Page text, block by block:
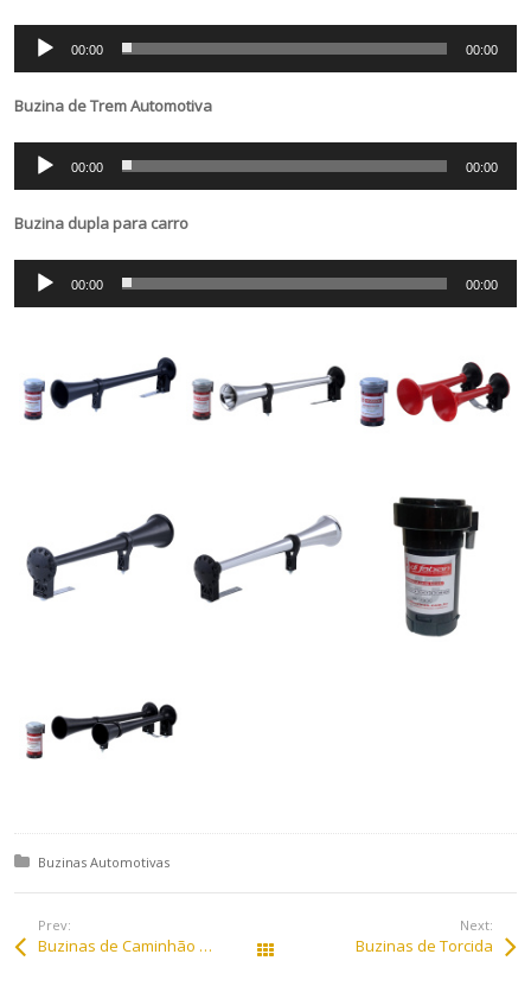
Tocador
áudio
00:00 00:00
Buzina de Trem Automotiva
Tocador
áudio
00:00 00:00
Buzina dupla para carro
Tocador
áudio
00:00 00:00
Posted in:
Buzinas Automotivas
Prev:
Buzinas de Caminhão Triplo Som
Next:
Buzinas de Torcida